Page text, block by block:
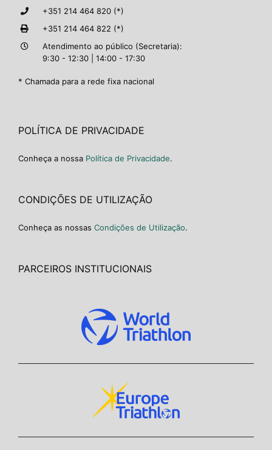
+351 214 464 820 (*)
+351 214 464 822 (*)
Atendimento ao público (Secretaria):
9:30 - 12:30 | 14:00 - 17:30
* Chamada para a rede fixa nacional
POLÍTICA DE PRIVACIDADE
Conheça a nossa Política de Privacidade.
CONDIÇÕES DE UTILIZAÇÃO
Conheça as nossas Condições de Utilização.
PARCEIROS INSTITUCIONAIS